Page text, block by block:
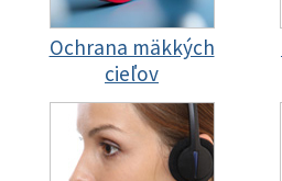
Ochrana mäkkých
cieľov